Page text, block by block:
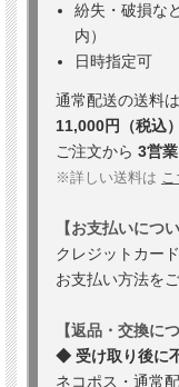
紛失・破損な
内）
日時指定可
通常配送の送料
11,000円（税込
ご注文から 3営
※詳しい送料は こ
【お支払いについ
クレジットカー
お支払い方法を
【返品・交換に
◆ 受け取り後に
ネコポス・通常